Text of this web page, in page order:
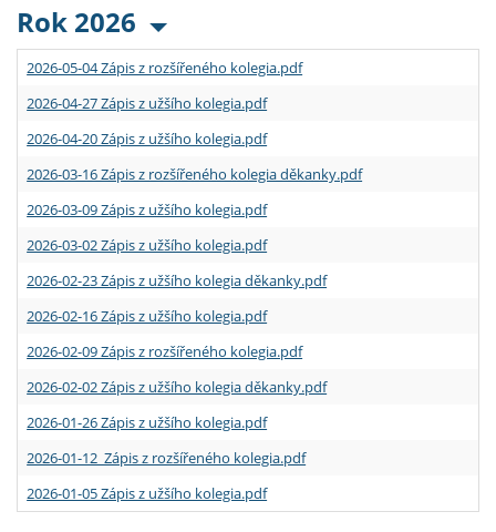
Rok 2026
2026-05-04 Zápis z rozšířeného kolegia.pdf
2026-04-27 Zápis z užšího kolegia.pdf
2026-04-20 Zápis z užšího kolegia.pdf
2026-03-16 Zápis z rozšířeného kolegia děkanky.pdf
2026-03-09 Zápis z užšího kolegia.pdf
2026-03-02 Zápis z užšího kolegia.pdf
2026-02-23 Zápis z užšího kolegia děkanky.pdf
2026-02-16 Zápis z užšího kolegia.pdf
2026-02-09 Zápis z rozšířeného kolegia.pdf
2026-02-02 Zápis z užšího kolegia děkanky.pdf
2026-01-26 Zápis z užšího kolegia.pdf
2026-01-12 Zápis z rozšířeného kolegia.pdf
2026-01-05 Zápis z užšího kolegia.pdf